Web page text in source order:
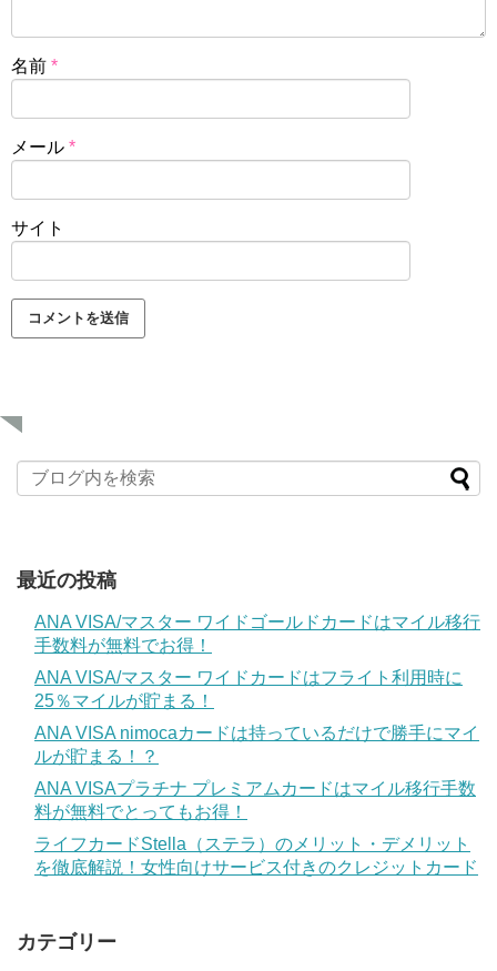
名前 *
メール *
サイト
最近の投稿
ANA VISA/マスター ワイドゴールドカードはマイル移行
手数料が無料でお得！
ANA VISA/マスター ワイドカードはフライト利用時に
25％マイルが貯まる！
ANA VISA nimocaカードは持っているだけで勝手にマイ
ルが貯まる！？
ANA VISAプラチナ プレミアムカードはマイル移行手数
料が無料でとってもお得！
ライフカードStella（ステラ）のメリット・デメリット
を徹底解説！女性向けサービス付きのクレジットカード
カテゴリー